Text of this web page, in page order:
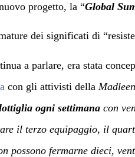
progetto, la “Global
dei significati di
a parlare, era stata
con gli attivisti della Madleen
ogni settimanacon
il terzo equipaggio, il
possono fermarne dieci,